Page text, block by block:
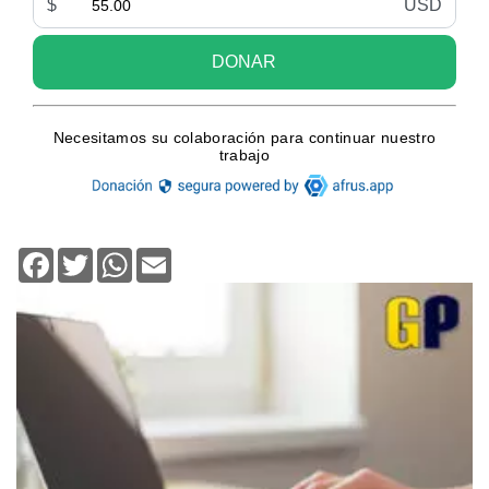
Facebook
TwitterWhatsApp